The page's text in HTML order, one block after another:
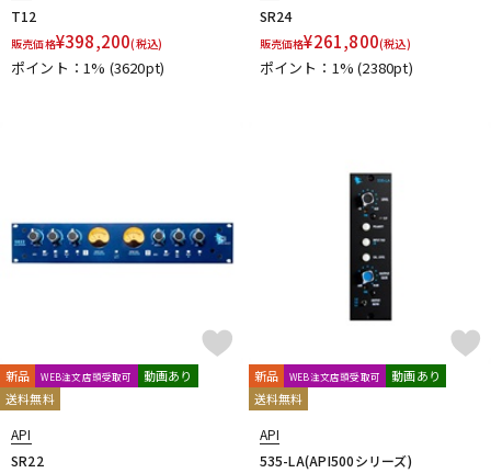
T12
販売価格¥398,200(税込)
ポイント：1% (3620pt)
SR24
販売価格¥261,800(税込)
ポイント：1%(2380pt)
新品 WEB注文店頭受取可
動画あり
送料無料
API
SR22
新品 WEB注文店頭受取可
動画あり
送料無料
API
535-LA(API500シリーズ)